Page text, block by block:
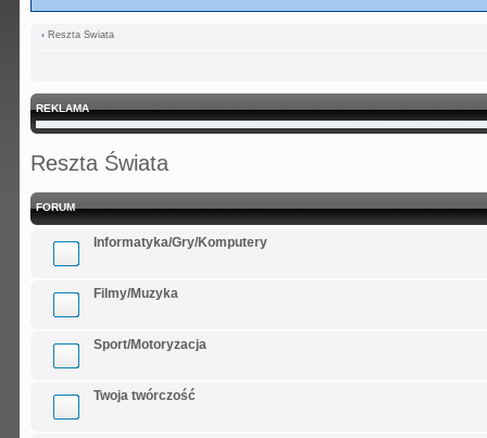
‹ Reszta Świata
REKLAMA
Reszta Świata
FORUM
Informatyka/Gry/Komputery
Filmy/Muzyka
Sport/Motoryzacja
Twoja twórczość